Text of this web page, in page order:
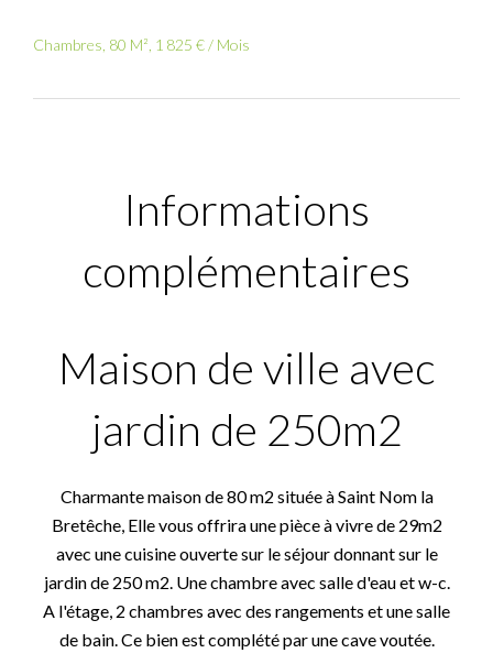
Chambres, 80 M², 1 825 € / Mois
Informations
complémentaires
Maison de ville avec
jardin de 250m2
Charmante maison de 80 m2 située à Saint Nom la
Bretêche, Elle vous offrira une pièce à vivre de 29m2
avec une cuisine ouverte sur le séjour donnant sur le
jardin de 250 m2. Une chambre avec salle d'eau et w-c.
A l'étage, 2 chambres avec des rangements et une salle
de bain. Ce bien est complété par une cave voutée.